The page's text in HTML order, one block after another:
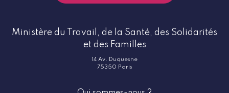
Ministère du Travail, de la Santé, des Solidarités
et des Familles
14 Av. Duquesne
75350 Paris